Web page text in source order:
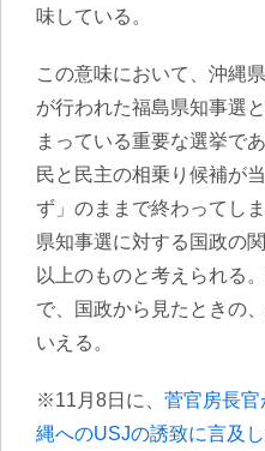
味している。
この意味において、沖縄
が行われた福島県知事選
まっている重要な選挙で
民と民主の相乗り候補が
ず」のままで終わってし
県知事選に対する国政の
以上のものと考えられる
で、国政から見たときの
いえる。
※11月8日に、 菅官房長
縄へのUSJの誘致に言及